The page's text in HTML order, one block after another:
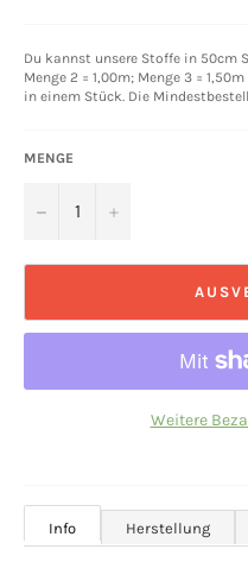
Du kannst unsere Stoffe in 50cm
Menge 2 = 1,00m; Menge 3 =
in einem Stück. Die
MENGE
− +
Weitere
Info Herstellung